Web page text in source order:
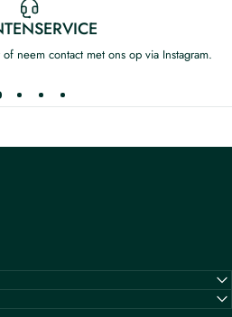
neem contact met ons op via Instagram.